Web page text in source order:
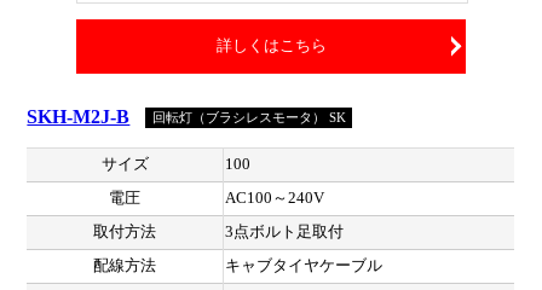
詳しくはこちら
SKH-M2J-B 回転灯（ブラシレスモータ） SK
サイズ
100
電圧
AC100～240V
取付方法
3点ボルト足取付
配線方法
キャブタイヤケーブル